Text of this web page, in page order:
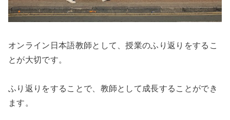
オンライン日本語教師として、授業のふり返りをするこ
とが大切です。
ふり返りをすることで、教師として成長することができ
ます。